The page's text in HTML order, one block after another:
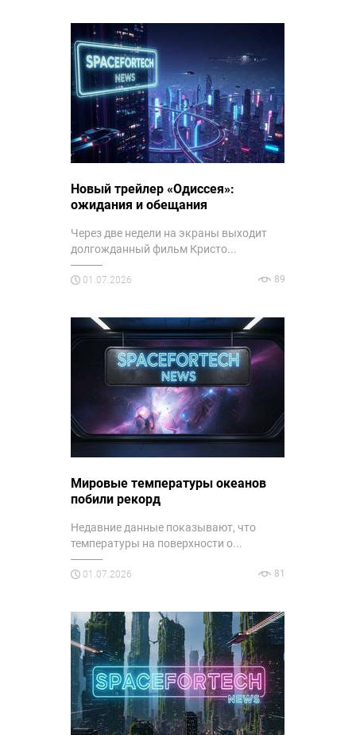
Новый трейлер «Одиссея»:
ожидания и обещания
Через две недели на экраны выходит
долгожданный фильм Кристо...
01.07.2026 89
Мировые температуры океанов
побили рекорд
Недавние данные показывают, что
температуры на поверхности о...
01.07.2026 81